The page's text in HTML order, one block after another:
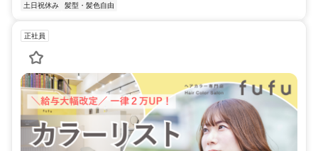
土日祝休み
髪型・髪色自由
正社員